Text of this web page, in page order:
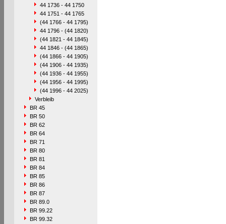
44 1736 - 44 1750
44 1751 - 44 1765
(44 1766 - 44 1795)
44 1796 - (44 1820)
(44 1821 - 44 1845)
44 1846 - (44 1865)
(44 1866 - 44 1905)
(44 1906 - 44 1935)
(44 1936 - 44 1955)
(44 1956 - 44 1995)
(44 1996 - 44 2025)
Verbleib
BR 45
BR 50
BR 62
BR 64
BR 71
BR 80
BR 81
BR 84
BR 85
BR 86
BR 87
BR 89.0
BR 99.22
BR 99.32